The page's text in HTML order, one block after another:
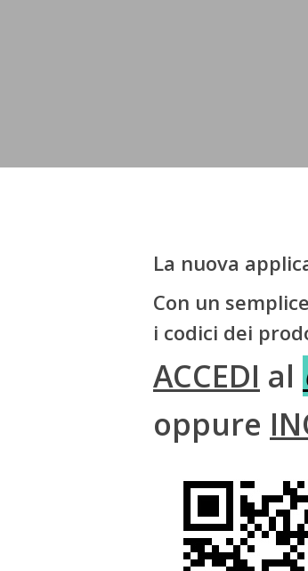
La nuova
Con un
i codici dei
ACCEDI al
oppure